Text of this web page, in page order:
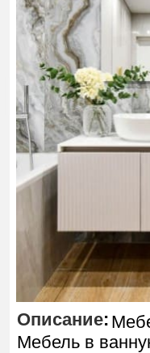
Описание:
Мебель в